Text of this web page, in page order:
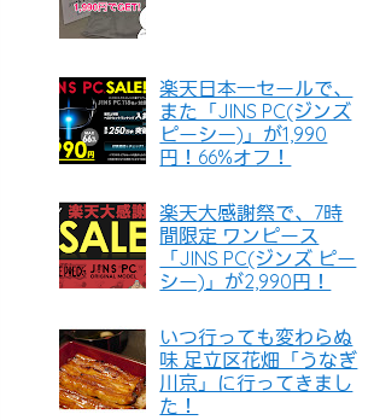
楽天日本一セールで、
また「JINS PC(ジンズ
ピーシー)」が1,990
円！66%オフ！
楽天大感謝祭で、7時
間限定 ワンピース
「JINS PC(ジンズ ピー
シー)」が2,990円！
いつ行っても変わらぬ
味 足立区花畑「うなぎ
川京」に行ってきまし
た！